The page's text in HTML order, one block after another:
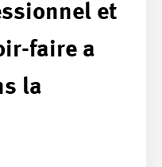
et
faire a
la